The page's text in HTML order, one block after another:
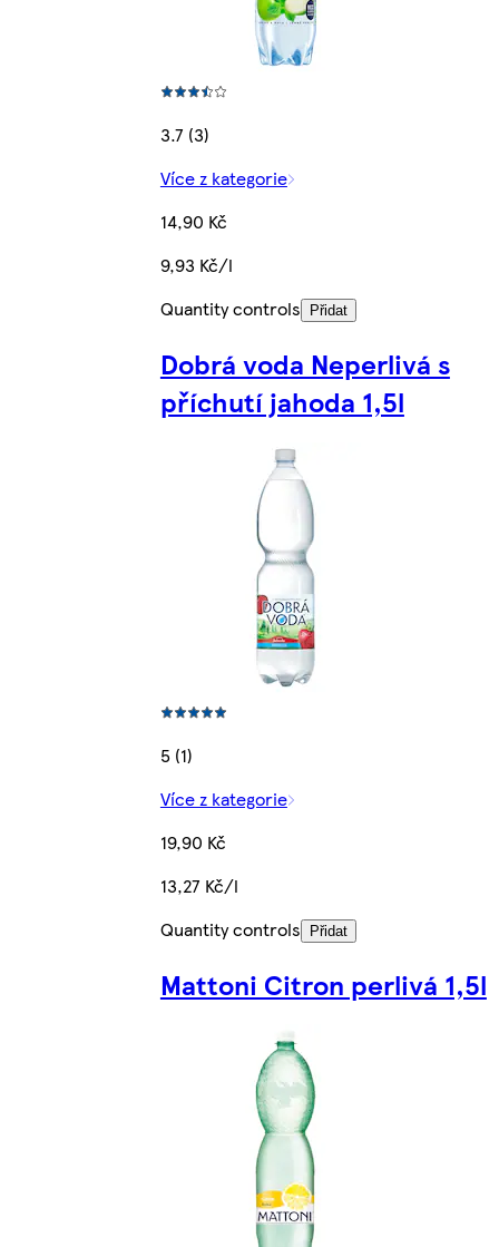
3.7 (3)
Více z kategorie
14,90 Kč
9,93 Kč/l
Quantity controls
Přidat
Dobrá voda Neperlivá s
příchutí jahoda 1,5l
5 (1)
Více z kategorie
19,90 Kč
13,27 Kč/l
Quantity controls
Přidat
Mattoni Citron perlivá 1,5l